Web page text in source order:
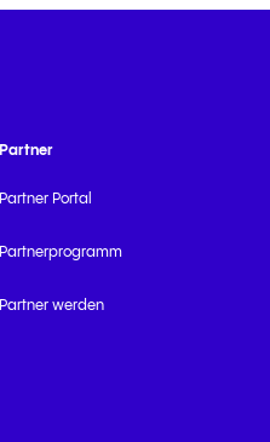
Partner
Partner Portal
Partnerprogramm
Partner werden